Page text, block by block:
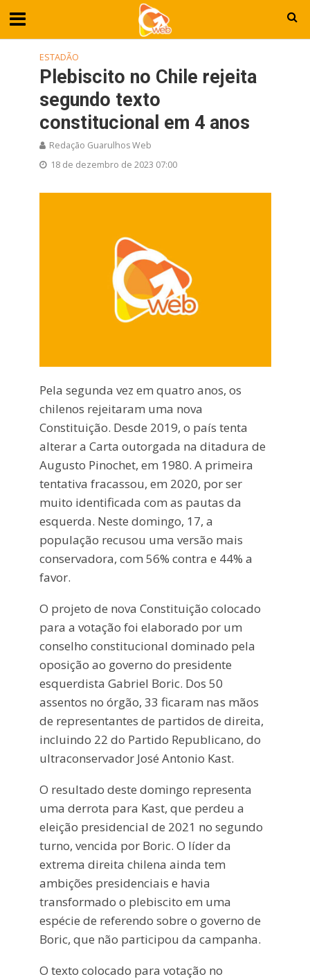
ESTADÃO
Plebiscito no Chile rejeita
segundo texto
constitucional em 4 anos
Redação Guarulhos Web
18 de dezembro de 2023 07:00
Pela segunda vez em quatro anos, os
chilenos rejeitaram uma nova
Constituição. Desde 2019, o país tenta
alterar a Carta outorgada na ditadura de
Augusto Pinochet, em 1980. A primeira
tentativa fracassou, em 2020, por ser
muito identificada com as pautas da
esquerda. Neste domingo, 17, a
população recusou uma versão mais
conservadora, com 56% contra e 44% a
favor.
O projeto de nova Constituição colocado
para a votação foi elaborado por um
conselho constitucional dominado pela
oposição ao governo do presidente
esquerdista Gabriel Boric. Dos 50
assentos no órgão, 33 ficaram nas mãos
de representantes de partidos de direita,
incluindo 22 do Partido Republicano, do
ultraconservador José Antonio Kast.
O resultado deste domingo representa
uma derrota para Kast, que perdeu a
eleição presidencial de 2021 no segundo
turno, vencida por Boric. O líder da
extrema direita chilena ainda tem
ambições presidenciais e havia
transformado o plebiscito em uma
espécie de referendo sobre o governo de
Boric, que não participou da campanha.
O texto colocado para votação no